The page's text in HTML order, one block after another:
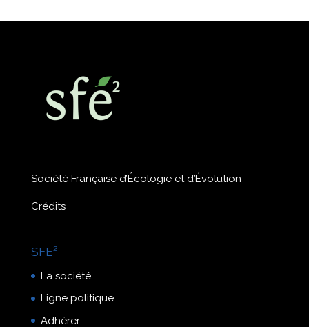
Société Française d’Écologie et d’Évolution
Crédits
SFE²
La société
Ligne politique
Adhérer